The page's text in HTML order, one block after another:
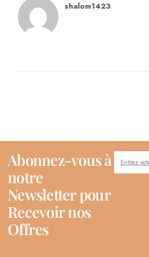
shalom1423
Abonnez-vous à
notre
Newsletter pour
Recevoir nos
Offres